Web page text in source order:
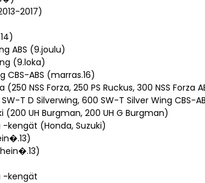
2017)
ABS (9.joulu)
(9.loka)
CBS-ABS (marras.16)
NSS Forza, 250 PS Ruckus, 300 NSS Forza
T D Silverwing, 600 SW-T Silver Wing CBS-
UH Burgman, 200 UH G Burgman)
kengät (Honda, Suzuki)
-kengät